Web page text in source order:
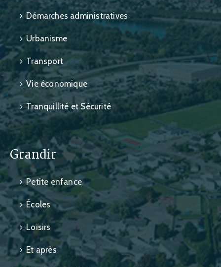
Démarches administratives
Urbanisme
Transport
Vie économique
Tranquillité et Sécurité
Grandir
Petite enfance
Écoles
Loisirs
Et après